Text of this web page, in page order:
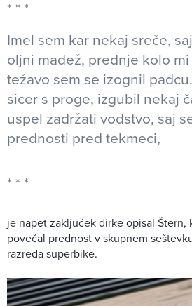
Imel sem kar nekaj sreče,
oljni madež, prednje kolo
težavo sem se izognil
sicer s proge, izgubil nekaj
uspel zadržati vodstvo, saj
prednosti pred tekmeci,
je napet zaključek dirke opisal Štern,
povečal prednost v skupnem
razreda superbike.